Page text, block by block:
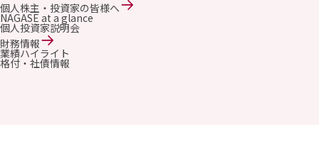
個人株主・投資家の皆様へ
NAGASE at a glance
個人投資家説明会
財務情報
業績ハイライト
格付・社債情報